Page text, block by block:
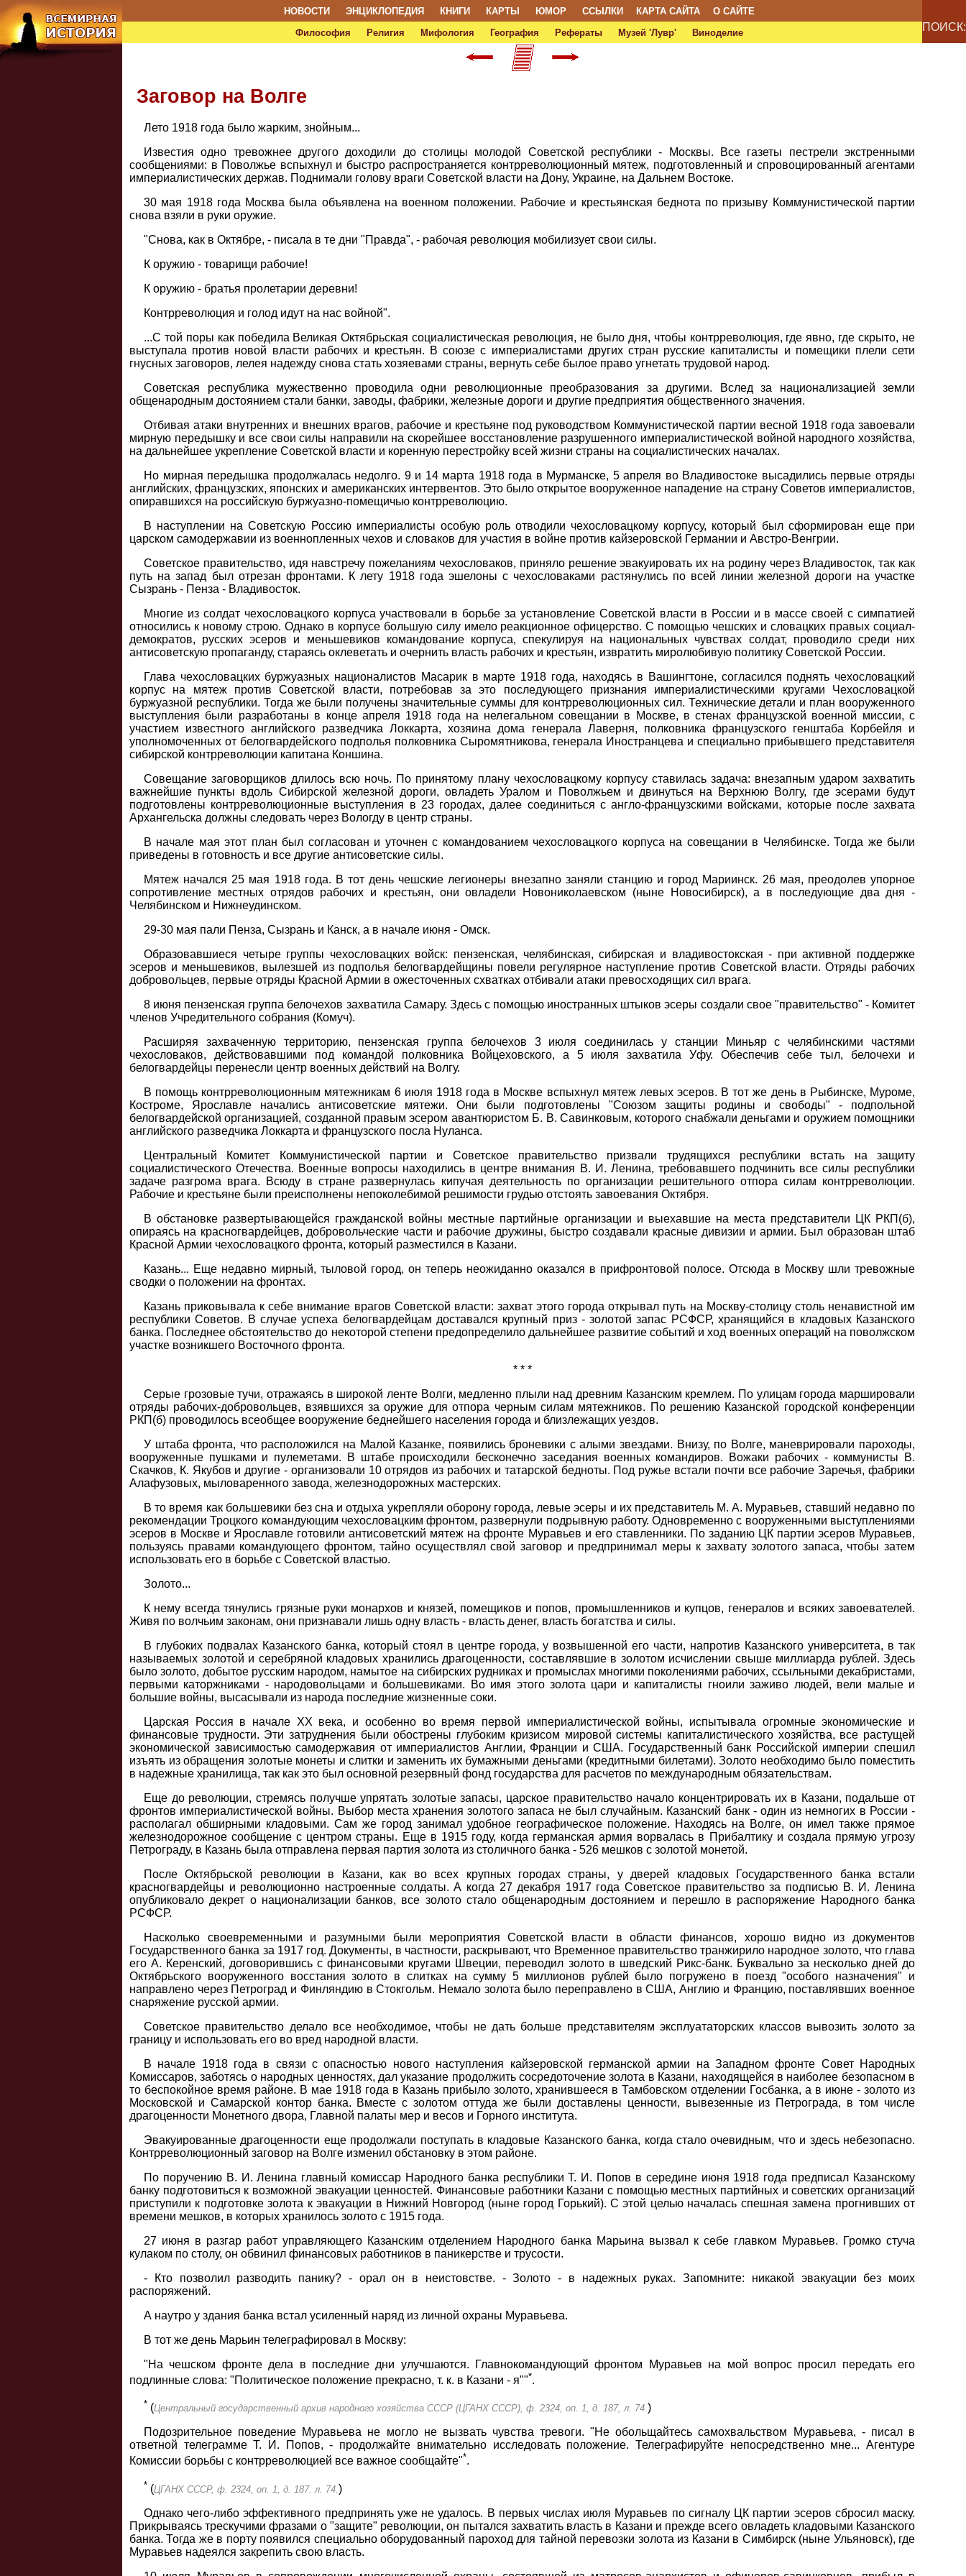
НОВОСТИ ЭНЦИКЛОПЕДИЯ КНИГИ КАРТЫ ЮМОР ССЫЛКИ КАРТА САЙТА
О САЙТЕ
Философия
Религия Мифология География Рефераты Музей 'Лувр' Виноделие ПОИСК:
Заговор на Волге
Лето 1918 года было жарким, знойным...
Известия одно тревожнее другого доходили до столицы молодой Советской республики - Москвы. Все газеты пестрели экстренными
сообщениями: в Поволжье вспыхнул и быстро распространяется контрреволюционный мятеж, подготовленный и спровоцированный агентами
империалистических держав. Поднимали голову враги Советской власти на Дону, Украине, на Дальнем Востоке.
30 мая 1918 года Москва была объявлена на военном положении. Рабочие и крестьянская беднота по призыву Коммунистической партии
снова взяли в руки оружие.
"Снова, как в Октябре, - писала в те дни "Правда", - рабочая революция мобилизует свои силы.
К оружию - товарищи рабочие!
К оружию - братья пролетарии деревни!
Контрреволюция и голод идут на нас войной".
...С той поры как победила Великая Октябрьская социалистическая революция, не было дня, чтобы контрреволюция, где явно, где скрыто, не
выступала против новой власти рабочих и крестьян. В союзе с империалистами других стран русские капиталисты и помещики плели сети
гнусных заговоров, лелея надежду снова стать хозяевами страны, вернуть себе былое право угнетать трудовой народ.
Советская республика мужественно проводила одни революционные преобразования за другими. Вслед за национализацией земли
общенародным достоянием стали банки, заводы, фабрики, железные дороги и другие предприятия общественного значения.
Отбивая атаки внутренних и внешних врагов, рабочие и крестьяне под руководством Коммунистической партии весной 1918 года завоевали
мирную передышку и все свои силы направили на скорейшее восстановление разрушенного империалистической войной народного хозяйства,
на дальнейшее укрепление Советской власти и коренную перестройку всей жизни страны на социалистических началах.
Но мирная передышка продолжалась недолго. 9 и 14 марта 1918 года в Мурманске, 5 апреля во Владивостоке высадились первые отряды
английских, французских, японских и американских интервентов. Это было открытое вооруженное нападение на страну Советов империалистов,
опиравшихся на российскую буржуазно-помещичью контрреволюцию.
В наступлении на Советскую Россию империалисты особую роль отводили чехословацкому корпусу, который был сформирован еще при
царском самодержавии из военнопленных чехов и словаков для участия в войне против кайзеровской Германии и Австро-Венгрии.
Советское правительство, идя навстречу пожеланиям чехословаков, приняло решение эвакуировать их на родину через Владивосток, так как
путь на запад был отрезан фронтами. К лету 1918 года эшелоны с чехословаками растянулись по всей линии железной дороги на участке
Сызрань - Пенза - Владивосток.
Многие из солдат чехословацкого корпуса участвовали в борьбе за установление Советской власти в России и в массе своей с симпатией
относились к новому строю. Однако в корпусе большую силу имело реакционное офицерство. С помощью чешских и словацких правых социал-
демократов, русских эсеров и меньшевиков командование корпуса, спекулируя на национальных чувствах солдат, проводило среди них
антисоветскую пропаганду, стараясь оклеветать и очернить власть рабочих и крестьян, извратить миролюбивую политику Советской России.
Глава чехословацких буржуазных националистов Масарик в марте 1918 года, находясь в Вашингтоне, согласился поднять чехословацкий
корпус на мятеж против Советской власти, потребовав за это последующего признания империалистическими кругами Чехословацкой
буржуазной республики. Тогда же были получены значительные суммы для контрреволюционных сил. Технические детали и план вооруженного
выступления были разработаны в конце апреля 1918 года на нелегальном совещании в Москве, в стенах французской военной миссии, с
участием известного английского разведчика Локкарта, хозяина дома генерала Лаверня, полковника французского генштаба Корбейля и
уполномоченных от белогвардейского подполья полковника Сыромятникова, генерала Иностранцева и специально прибывшего представителя
сибирской контрреволюции капитана Коншина.
Совещание заговорщиков длилось всю ночь. По принятому плану чехословацкому корпусу ставилась задача: внезапным ударом захватить
важнейшие пункты вдоль Сибирской железной дороги, овладеть Уралом и Поволжьем и двинуться на Верхнюю Волгу, где эсерами будут
подготовлены контрреволюционные выступления в 23 городах, далее соединиться с англо-французскими войсками, которые после захвата
Архангельска должны следовать через Вологду в центр страны.
В начале мая этот план был согласован и уточнен с командованием чехословацкого корпуса на совещании в Челябинске. Тогда же были
приведены в готовность и все другие антисоветские силы.
Мятеж начался 25 мая 1918 года. В тот день чешские легионеры внезапно заняли станцию и город Мариинск. 26 мая, преодолев упорное
сопротивление местных отрядов рабочих и крестьян, они овладели Новониколаевском (ныне Новосибирск), а в последующие два дня -
Челябинском и Нижнеудинском.
29-30 мая пали Пенза, Сызрань и Канск, а в начале июня - Омск.
Образовавшиеся четыре группы чехословацких войск: пензенская, челябинская, сибирская и владивостокская - при активной поддержке
эсеров и меньшевиков, вылезшей из подполья белогвардейщины повели регулярное наступление против Советской власти. Отряды рабочих
добровольцев, первые отряды Красной Армии в ожесточенных схватках отбивали атаки превосходящих сил врага.
8 июня пензенская группа белочехов захватила Самару. Здесь с помощью иностранных штыков эсеры создали свое "правительство" - Комитет
членов Учредительного собрания (Комуч).
Расширяя захваченную территорию, пензенская группа белочехов 3 июля соединилась у станции Миньяр с челябинскими частями
чехословаков, действовавшими под командой полковника Войцеховского, а 5 июля захватила Уфу. Обеспечив себе тыл, белочехи и
белогвардейцы перенесли центр военных действий на Волгу.
В помощь контрреволюционным мятежникам 6 июля 1918 года в Москве вспыхнул мятеж левых эсеров. В тот же день в Рыбинске, Муроме,
Костроме, Ярославле начались антисоветские мятежи. Они были подготовлены "Союзом защиты родины и свободы" - подпольной
белогвардейской организацией, созданной правым эсером авантюристом Б. В. Савинковым, которого снабжали деньгами и оружием помощники
английского разведчика Локкарта и французского посла Нуланса.
Центральный Комитет Коммунистической партии и Советское правительство призвали трудящихся республики встать на защиту
социалистического Отечества. Военные вопросы находились в центре внимания В. И. Ленина, требовавшего подчинить все силы республики
задаче разгрома врага. Всюду в стране развернулась кипучая деятельность по организации решительного отпора силам контрреволюции.
Рабочие и крестьяне были преисполнены непоколебимой решимости грудью отстоять завоевания Октября.
В обстановке развертывающейся гражданской войны местные партийные организации и выехавшие на места представители ЦК РКП(б),
опираясь на красногвардейцев, добровольческие части и рабочие дружины, быстро создавали красные дивизии и армии. Был образован штаб
Красной Армии чехословацкого фронта, который разместился в Казани.
Казань... Еще недавно мирный, тыловой город, он теперь неожиданно оказался в прифронтовой полосе. Отсюда в Москву шли тревожные
сводки о положении на фронтах.
Казань приковывала к себе внимание врагов Советской власти: захват этого города открывал путь на Москву-столицу столь ненавистной им
республики Советов. В случае успеха белогвардейцам доставался крупный приз - золотой запас РСФСР, хранящийся в кладовых Казанского
банка. Последнее обстоятельство до некоторой степени предопределило дальнейшее развитие событий и ход военных операций на поволжском
участке возникшего Восточного фронта.
* * *
Серые грозовые тучи, отражаясь в широкой ленте Волги, медленно плыли над древним Казанским кремлем. По улицам города маршировали
отряды рабочих-добровольцев, взявшихся за оружие для отпора черным силам мятежников. По решению Казанской городской конференции
РКП(б) проводилось всеобщее вооружение беднейшего населения города и близлежащих уездов.
У штаба фронта, что расположился на Малой Казанке, появились броневики с алыми звездами. Внизу, по Волге, маневрировали пароходы,
вооруженные пушками и пулеметами. В штабе происходили бесконечно заседания военных командиров. Вожаки рабочих - коммунисты В.
Скачков, К. Якубов и другие - организовали 10 отрядов из рабочих и татарской бедноты. Под ружье встали почти все рабочие Заречья, фабрики
Алафузовых, мыловаренного завода, железнодорожных мастерских.
В то время как большевики без сна и отдыха укрепляли оборону города, левые эсеры и их представитель М. А. Муравьев, ставший недавно по
рекомендации Троцкого командующим чехословацким фронтом, развернули подрывную работу. Одновременно с вооруженными выступлениями
эсеров в Москве и Ярославле готовили антисоветский мятеж на фронте Муравьев и его ставленники. По заданию ЦК партии эсеров Муравьев,
пользуясь правами командующего фронтом, тайно осуществлял свой заговор и предпринимал меры к захвату золотого запаса, чтобы затем
использовать его в борьбе с Советской властью.
Золото...
К нему всегда тянулись грязные руки монархов и князей, помещиков и попов, промышленников и купцов, генералов и всяких завоевателей.
Живя по волчьим законам, они признавали лишь одну власть - власть денег, власть богатства и силы.
В глубоких подвалах Казанского банка, который стоял в центре города, у возвышенной его части, напротив Казанского университета, в так
называемых золотой и серебряной кладовых хранились драгоценности, составлявшие в золотом исчислении свыше миллиарда рублей. Здесь
было золото, добытое русским народом, намытое на сибирских рудниках и промыслах многими поколениями рабочих, ссыльными декабристами,
первыми каторжниками - народовольцами и большевиками. Во имя этого золота цари и капиталисты гноили заживо людей, вели малые и
большие войны, высасывали из народа последние жизненные соки.
Царская Россия в начале XX века, и особенно во время первой империалистической войны, испытывала огромные экономические и
финансовые трудности. Эти затруднения были обострены глубоким кризисом мировой системы капиталистического хозяйства, все растущей
экономической зависимостью самодержавия от империалистов Англии, Франции и США. Государственный банк Российской империи спешил
изъять из обращения золотые монеты и слитки и заменить их бумажными деньгами (кредитными билетами). Золото необходимо было поместить
в надежные хранилища, так как это был основной резервный фонд государства для расчетов по международным обязательствам.
Еще до революции, стремясь получше упрятать золотые запасы, царское правительство начало концентрировать их в Казани, подальше от
фронтов империалистической войны. Выбор места хранения золотого запаса не был случайным. Казанский банк - один из немногих в России -
располагал обширными кладовыми. Сам же город занимал удобное географическое положение. Находясь на Волге, он имел также прямое
железнодорожное сообщение с центром страны. Еще в 1915 году, когда германская армия ворвалась в Прибалтику и создала прямую угрозу
Петрограду, в Казань была отправлена первая партия золота из столичного банка - 526 мешков с золотой монетой.
После Октябрьской революции в Казани, как во всех крупных городах страны, у дверей кладовых Государственного банка встали
красногвардейцы и революционно настроенные солдаты. А когда 27 декабря 1917 года Советское правительство за подписью В. И. Ленина
опубликовало декрет о национализации банков, все золото стало общенародным достоянием и перешло в распоряжение Народного банка
РСФСР.
Насколько своевременными и разумными были мероприятия Советской власти в области финансов, хорошо видно из документов
Государственного банка за 1917 год. Документы, в частности, раскрывают, что Временное правительство транжирило народное золото, что глава
его А. Керенский, договорившись с финансовыми кругами Швеции, переводил золото в шведский Рикс-банк. Буквально за несколько дней до
Октябрьского вооруженного восстания золото в слитках на сумму 5 миллионов рублей было погружено в поезд "особого назначения" и
направлено через Петроград и Финляндию в Стокгольм. Немало золота было переправлено в США, Англию и Францию, поставлявших военное
снаряжение русской армии.
Советское правительство делало все необходимое, чтобы не дать больше представителям эксплуататорских классов вывозить золото за
границу и использовать его во вред народной власти.
В начале 1918 года в связи с опасностью нового наступления кайзеровской германской армии на Западном фронте Совет Народных
Комиссаров, заботясь о народных ценностях, дал указание продолжить сосредоточение золота в Казани, находящейся в наиболее безопасном в
то беспокойное время районе. В мае 1918 года в Казань прибыло золото, хранившееся в Тамбовском отделении Госбанка, а в июне - золото из
Московской и Самарской контор банка. Вместе с золотом оттуда же были доставлены ценности, вывезенные из Петрограда, в том числе
драгоценности Монетного двора, Главной палаты мер и весов и Горного института.
Эвакуированные драгоценности еще продолжали поступать в кладовые Казанского банка, когда стало очевидным, что и здесь небезопасно.
Контрреволюционный заговор на Волге изменил обстановку в этом районе.
По поручению В. И. Ленина главный комиссар Народного банка республики Т. И. Попов в середине июня 1918 года предписал Казанскому
банку подготовиться к возможной эвакуации ценностей. Финансовые работники Казани с помощью местных партийных и советских организаций
приступили к подготовке золота к эвакуации в Нижний Новгород (ныне город Горький). С этой целью началась спешная замена прогнивших от
времени мешков, в которых хранилось золото с 1915 года.
27 июня в разгар работ управляющего Казанским отделением Народного банка Марьина вызвал к себе главком Муравьев. Громко стуча
кулаком по столу, он обвинил финансовых работников в паникерстве и трусости.
- Кто позволил разводить панику? - орал он в неистовстве. - Золото - в надежных руках. Запомните: никакой эвакуации без моих
распоряжений.
А наутро у здания банка встал усиленный наряд из личной охраны Муравьева.
В тот же день Марьин телеграфировал в Москву:
"На чешском фронте дела в последние дни улучшаются. Главнокомандующий фронтом Муравьев на мой вопрос просил передать его
подлинные слова: "Политическое положение прекрасно, т. к. в Казани - я""*.
* (Центральный государственный архив народного хозяйства СССР (ЦГАНХ СССР), ф. 2324, оп. 1, д. 187, л. 74.)
Подозрительное поведение Муравьева не могло не вызвать чувства тревоги. "Не обольщайтесь самохвальством Муравьева, - писал в
ответной телеграмме Т. И. Попов, - продолжайте внимательно исследовать положение. Телеграфируйте непосредственно мне... Агентуре
Комиссии борьбы с контрреволюцией все важное сообщайте"*.
* (ЦГАНХ СССР, ф. 2324, оп. 1, д. 187. л. 74.)
Однако чего-либо эффективного предпринять уже не удалось. В первых числах июля Муравьев по сигналу ЦК партии эсеров сбросил маску.
Прикрываясь трескучими фразами о "защите" революции, он пытался захватить власть в Казани и прежде всего овладеть кладовыми Казанского
банка. Тогда же в порту появился специально оборудованный пароход для тайной перевозки золота из Казани в Симбирск (ныне Ульяновск), где
Муравьев надеялся закрепить свою власть.